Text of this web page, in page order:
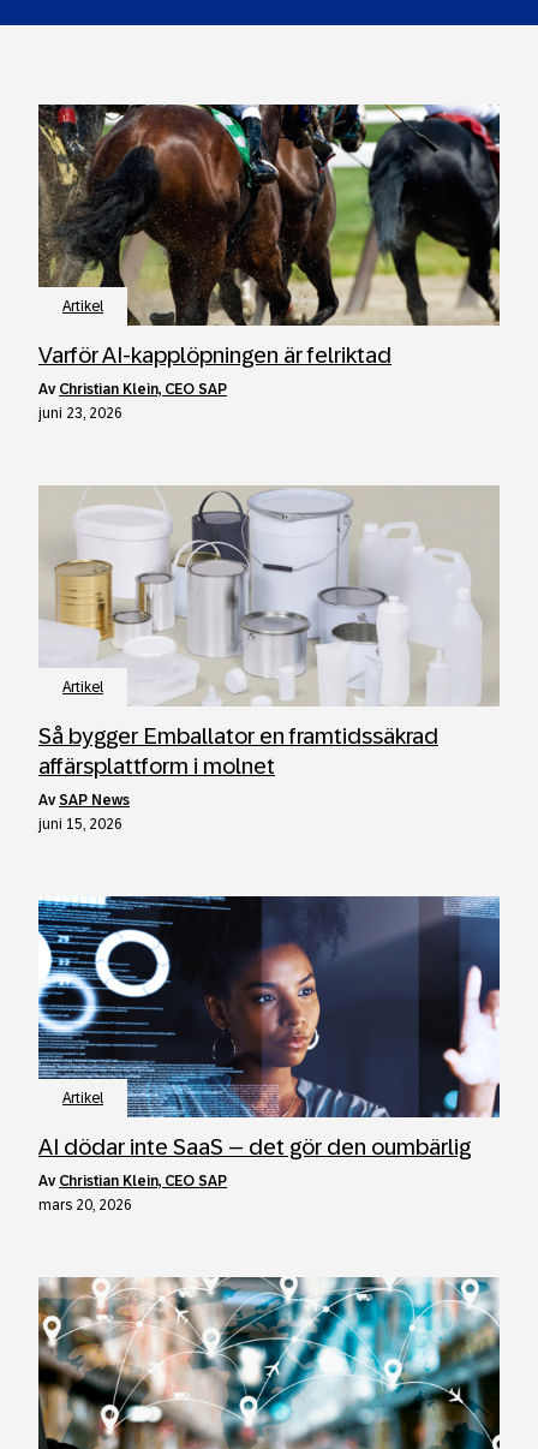
Artikel
Varför AI‑kapplöpningen är felriktad
av Christian Klein, CEO SAP
juni 23, 2026
Artikel
Så bygger Emballator en framtidssäkrad
affärsplattform i molnet
avSAP News
juni 15, 2026
Artikel
AI dödar inte SaaS – det gör den oumbärlig
av Christian Klein, CEO SAP
mars 20, 2026